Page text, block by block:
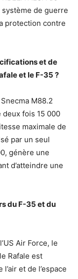
de guerre
protection contre
et de
et le F-35 ?
M88.2
fois 15 000
maximale de
par un seul
génère une
d’atteindre une
du F-35 et du
Air Force, le
Rafale est
et de l’espace